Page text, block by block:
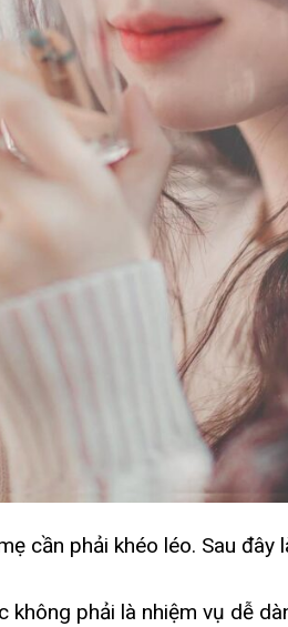
cần phải khéo léo. Sau
phải là nhiệm vụ dễ